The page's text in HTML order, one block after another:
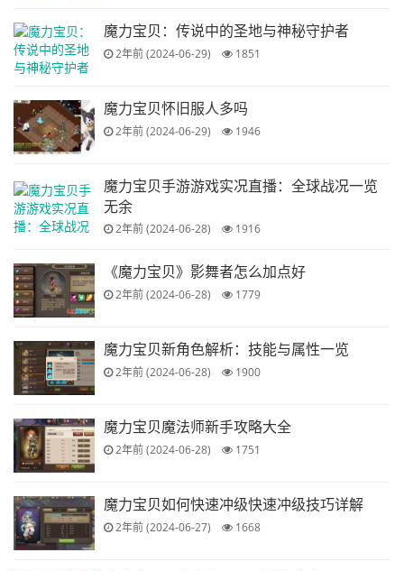
魔力宝贝：传说中的圣地与神秘守护者
2年前 (2024-06-29) 1851
魔力宝贝怀旧服人多吗
2年前 (2024-06-29) 1946
魔力宝贝手游游戏实况直播：全球战况一览
无余
2年前 (2024-06-28) 1916
《魔力宝贝》影舞者怎么加点好
2年前 (2024-06-28) 1779
魔力宝贝新角色解析：技能与属性一览
2年前 (2024-06-28) 1900
魔力宝贝魔法师新手攻略大全
2年前 (2024-06-28) 1751
魔力宝贝如何快速冲级快速冲级技巧详解
2年前 (2024-06-27) 1668